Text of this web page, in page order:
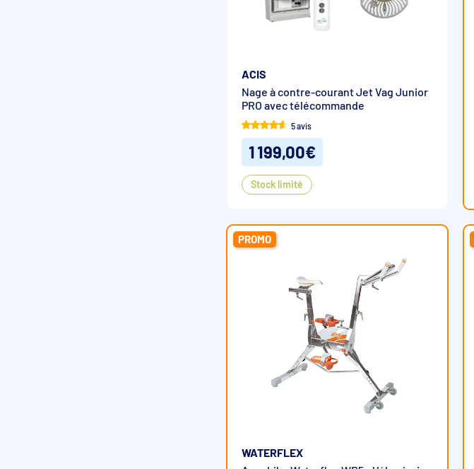
ACIS
Nage à contre-courant Jet Vag Junior
PRO avec télécommande
5 avis
1 199,00€
Stock limité
PROMO
WATERFLEX